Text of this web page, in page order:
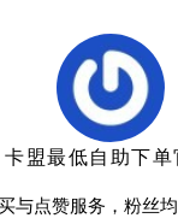
卡盟最低自助下单
与点赞服务，粉丝